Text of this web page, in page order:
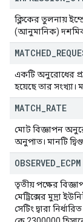
ক্লিকের তুলনায়
(আনুমানিক)
MATCHED
একটি অনুরোধের
হয়েছে তার সংখ্যা।
MATCH RATE
মোট বিজ্ঞাপন
অনুপাত। মানটি
OBSERVED ECPM
তৃতীয় পক্ষের
মেট্রিক্সের মুদ্রা
সেটিং দ্বারা